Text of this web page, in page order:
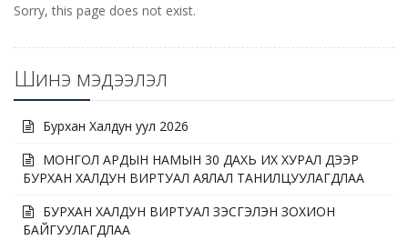
Sorry, this page does not exist.
Шинэ мэдээлэл
Бурхан Халдун уул 2026
МОНГОЛ АРДЫН НАМЫН 30 ДАХЬ ИХ ХУРАЛ ДЭЭР
БУРХАН ХАЛДУН ВИРТУАЛ АЯЛАЛ ТАНИЛЦУУЛАГДЛАА
БУРХАН ХАЛДУН ВИРТУАЛ ҮЗЭСГЭЛЭН ЗОХИОН
БАЙГУУЛАГДЛАА